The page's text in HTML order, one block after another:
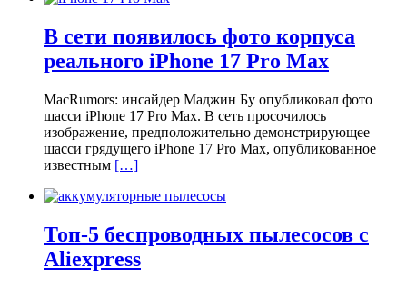
В сети появилось фото корпуса
реального iPhone 17 Pro Max
MacRumors: инсайдер Маджин Бу опубликовал фото
шасси iPhone 17 Pro Max. В сеть просочилось
изображение, предположительно демонстрирующее
шасси грядущего iPhone 17 Pro Max, опубликованное
известным […]
Топ-5 беспроводных пылесосов с
Aliexpress